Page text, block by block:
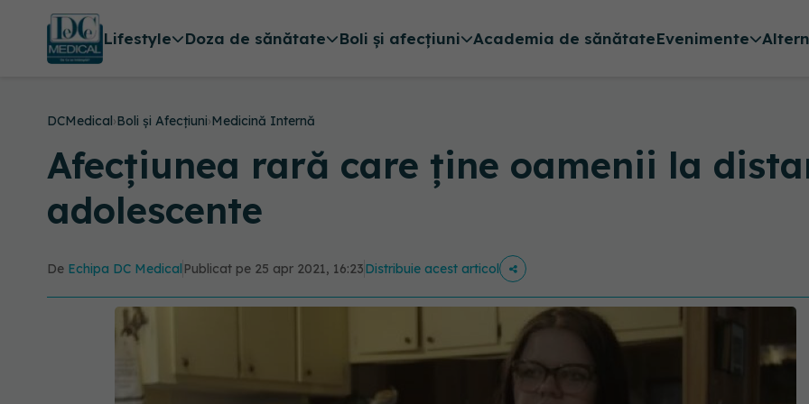
Lifestyle Doza de sănătate Boli și afecțiuni Academia de sănătateEvenimente
DCMedical›Boli și Afecțiuni›Medicină Internă
Afecțiunea rară care ține oamenii la
adolescente
De Echipa DC Medical Publicat pe 25 apr 2021, 16:23Distribuie acest articol